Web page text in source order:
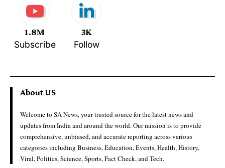
1.8M
Subscribe
3K
Follow
About US
Welcome to SA News, your trusted source for the latest news and
updates from India and around the world. Our mission is to provide
comprehensive, unbiased, and accurate reporting across various
categories including Business, Education, Events, Health, History,
Viral, Politics, Science, Sports, Fact Check, and Tech.